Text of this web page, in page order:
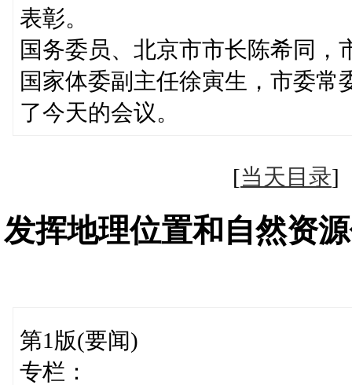
表彰。
国务委员、北京市市长陈希同
国家体委副主任徐寅生，市委
了今天的会议。
[当天目录
发挥地理位置和自然资
第1版(要闻)
专栏：